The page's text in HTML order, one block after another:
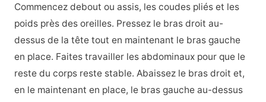
Commencez debout ou assis, les coudes pliés et les
poids près des oreilles. Pressez le bras droit au-
dessus de la tête tout en maintenant le bras gauche
en place. Faites travailler les abdominaux pour que le
reste du corps reste stable. Abaissez le bras droit et,
en le maintenant en place, le bras gauche au-dessus